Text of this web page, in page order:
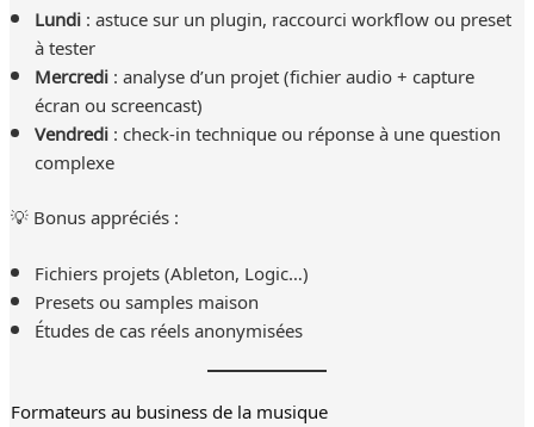
Lundi: astuce sur un plugin, raccourci workflow ou preset
à tester
Mercredi: analyse d’un projet (fichier audio + capture
écran ou screencast)
Vendredi: check-in technique ou réponse à une question
complexe
💡 Bonus appréciés :
Fichiers projets (Ableton, Logic…)
Presets ou samples maison
Études de cas réels anonymisées
Formateurs au business de la musique